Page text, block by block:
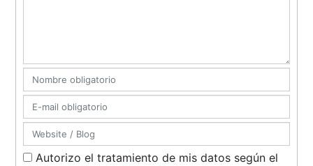
Autorizo el tratamiento de mis datos según el